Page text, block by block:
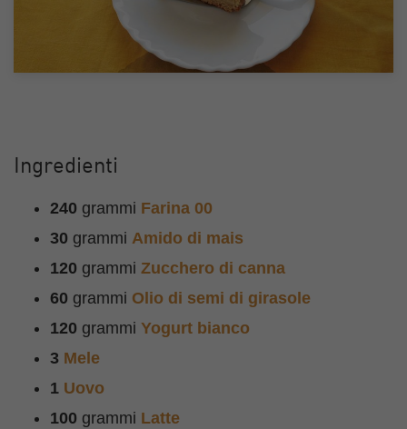
Ingredienti
240 grammi Farina 00
30 grammi Amido di mais
120 grammi Zucchero di canna
60 grammi Olio di semi di girasole
120 grammi Yogurt bianco
3 Mele
1 Uovo
100 grammi Latte